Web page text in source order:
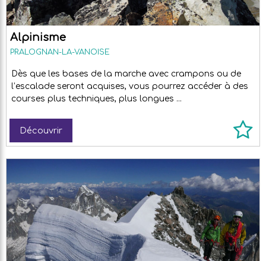
Alpinisme
PRALOGNAN-LA-VANOISE
Dès que les bases de la marche avec crampons ou de
l’escalade seront acquises, vous pourrez accéder à des
courses plus techniques, plus longues ...
Découvrir